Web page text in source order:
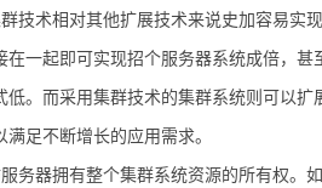
技术相对其他扩展技术来说史加容易实
在一起即可实现招个服务器系统成倍，
。而采用集群技术的集群系统则可以
足不断增长的应用需求。
务器拥有整个集群系统资源的所有权。